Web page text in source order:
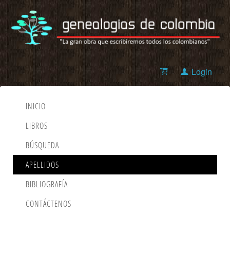
Login
INICIO
LIBROS
BÚSQUEDA
APELLIDOS
BIBLIOGRAFÍA
CONTÁCTENOS